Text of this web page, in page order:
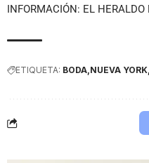
INFORMACIÓN: EL HERALDO
ETIQUETA: BODA NUEVA YORK